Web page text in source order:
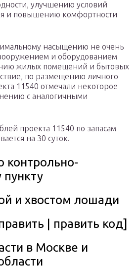
улучшению условий
и повышению комфортности
насыщению не очень
и оборудованием
жилых помещений и бытовых
по размещению личного
11540 отмечали некоторое
с аналогичными
проекта 11540 по запасам
на 30 суток.
контрольно-
пункту
и хвостом лошади
| править код]
в Москве и